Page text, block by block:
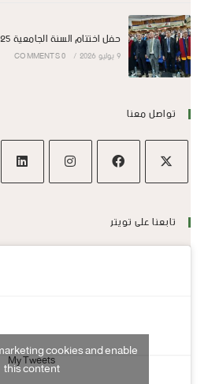
حفل اختتام السنة الجامعية 2026/2025
9 يوليو 2026 /
0 COMMENTS
تواصل معنا
تابعنا على تويتر
My Tweetscookies and enable
this content